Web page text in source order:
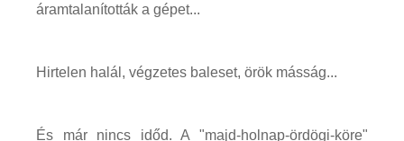
áramtalanították a gépet...
Hirtelen halál, végzetes baleset, örök másság...
És már nincs időd. A "majd-holnap-ördögi-köre"